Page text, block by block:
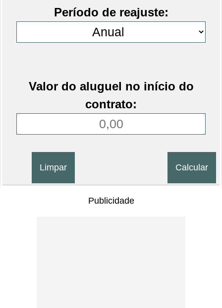
Período de reajuste:
Valor do aluguel no início do
contrato:
Publicidade